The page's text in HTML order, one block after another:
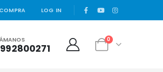
LOG IN |
0